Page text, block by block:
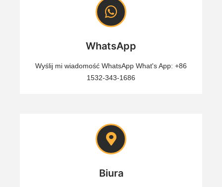
WhatsApp
Wyślij mi wiadomość WhatsApp What's App: +86
1532-343-1686
Biura